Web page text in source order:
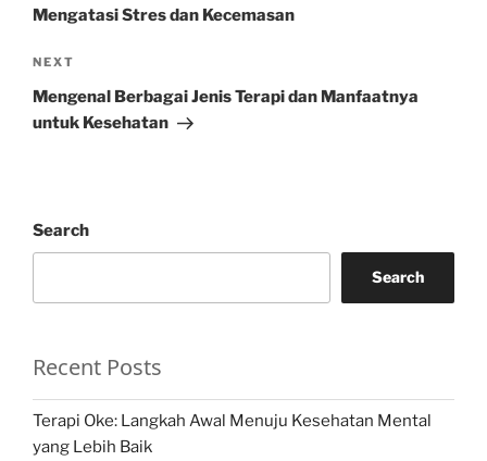
Mengatasi Stres dan Kecemasan
Next
Post
NEXT
Mengenal Berbagai Jenis Terapi dan Manfaatnya
untuk Kesehatan
Search
Search
Recent Posts
Terapi Oke: Langkah Awal Menuju Kesehatan Mental
yang Lebih Baik